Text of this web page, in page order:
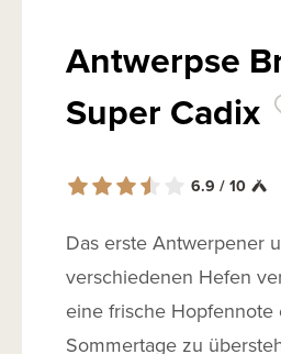
Antwerpse
Super Cadix
6.9 / 10
Das erste Antwerpener
verschiedenen Hefen
eine frische
Sommertage zu